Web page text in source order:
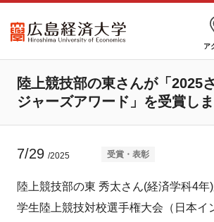
ア
陸上競技部の東さんが「2025
ジャーズアワード」を受賞しま
7/29 /2025 受賞・表彰
陸上競技部の東 秀太さん(経済学科4年
学生陸上競技対校選手権大会（日本イ